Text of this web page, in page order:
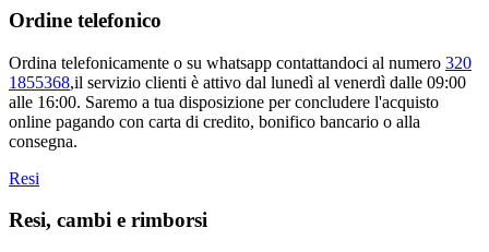
Ordine telefonico
Ordina telefonicamente o su whatsapp contattandoci al numero 320
1855368,il servizio clienti è attivo dal lunedì al venerdì dalle 09:00
alle 16:00. Saremo a tua disposizione per concludere l'acquisto
online pagando con carta di credito, bonifico bancario o alla
consegna.
Resi
Resi, cambi e rimborsi